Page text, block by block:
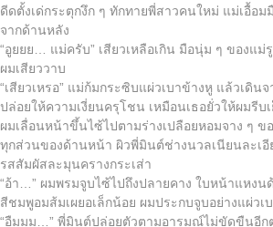
ดีดตั้งเด่กระตุกงึก ๆ ทักทายพี่สาวคนใหม่ แม่เอื้อม
จากด้านหลัง
“อูยยย… แม่ครับ” เสียวเหลือเกิน มือนุ่ม ๆ ของแ
ผมเสียววาบ
“เสียวเหรอ” แม่ก้มกระซิบแผ่วเบาข้างหู แล้วเดิน
ปล่อยให้ความเงี่ยนครุโชน เหมือนเธอยั่วให้ผมรีบ
ผมเลื่อนหน้าขึ้นไซ้ไปตามร่างเปลือยหอมจาง ๆ ข
ทุกส่วนของด้านหน้า ผิวพี่มินต์ช่างนวลเนียนละเอี
รสสัมผัสละมุนครางกระเส่า
“อ้า…” ผมพรมจูบไซ้ไปถึงปลายคาง ใบหน้าแหงน
สีชมพูอมส้มเผยอเล็กน้อย ผมประกบจูบอย่างแผ่วเ
“อืมมม…” พี่มินต์ปล่อยตัวตามอารมณ์ไม่ขัดขืนอีก